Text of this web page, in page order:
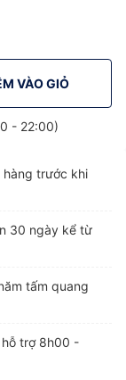
VÀO GIỎ
- 22:00)
hàng trước khi
30 ngày kể từ
tấm quang
hỗ trợ 8h00 -